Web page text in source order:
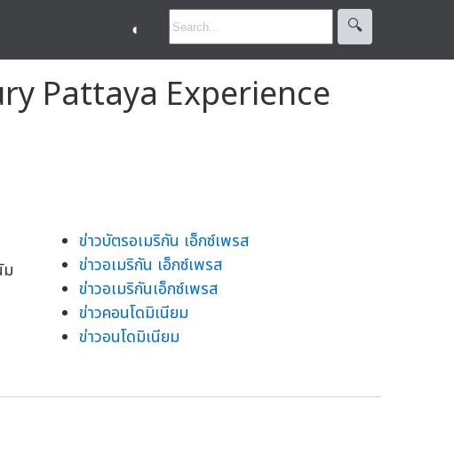
◐ 🔍︎
Pattaya Experience
ข่าวบัตรอเมริกัน เอ็กซ์เพรส
ข่าวอเมริกัน เอ็กซ์เพรส
ข่าวอเมริกันเอ็กซ์เพรส
ข่าวคอนโดมิเนียม
ข่าวอนโดมิเนียม